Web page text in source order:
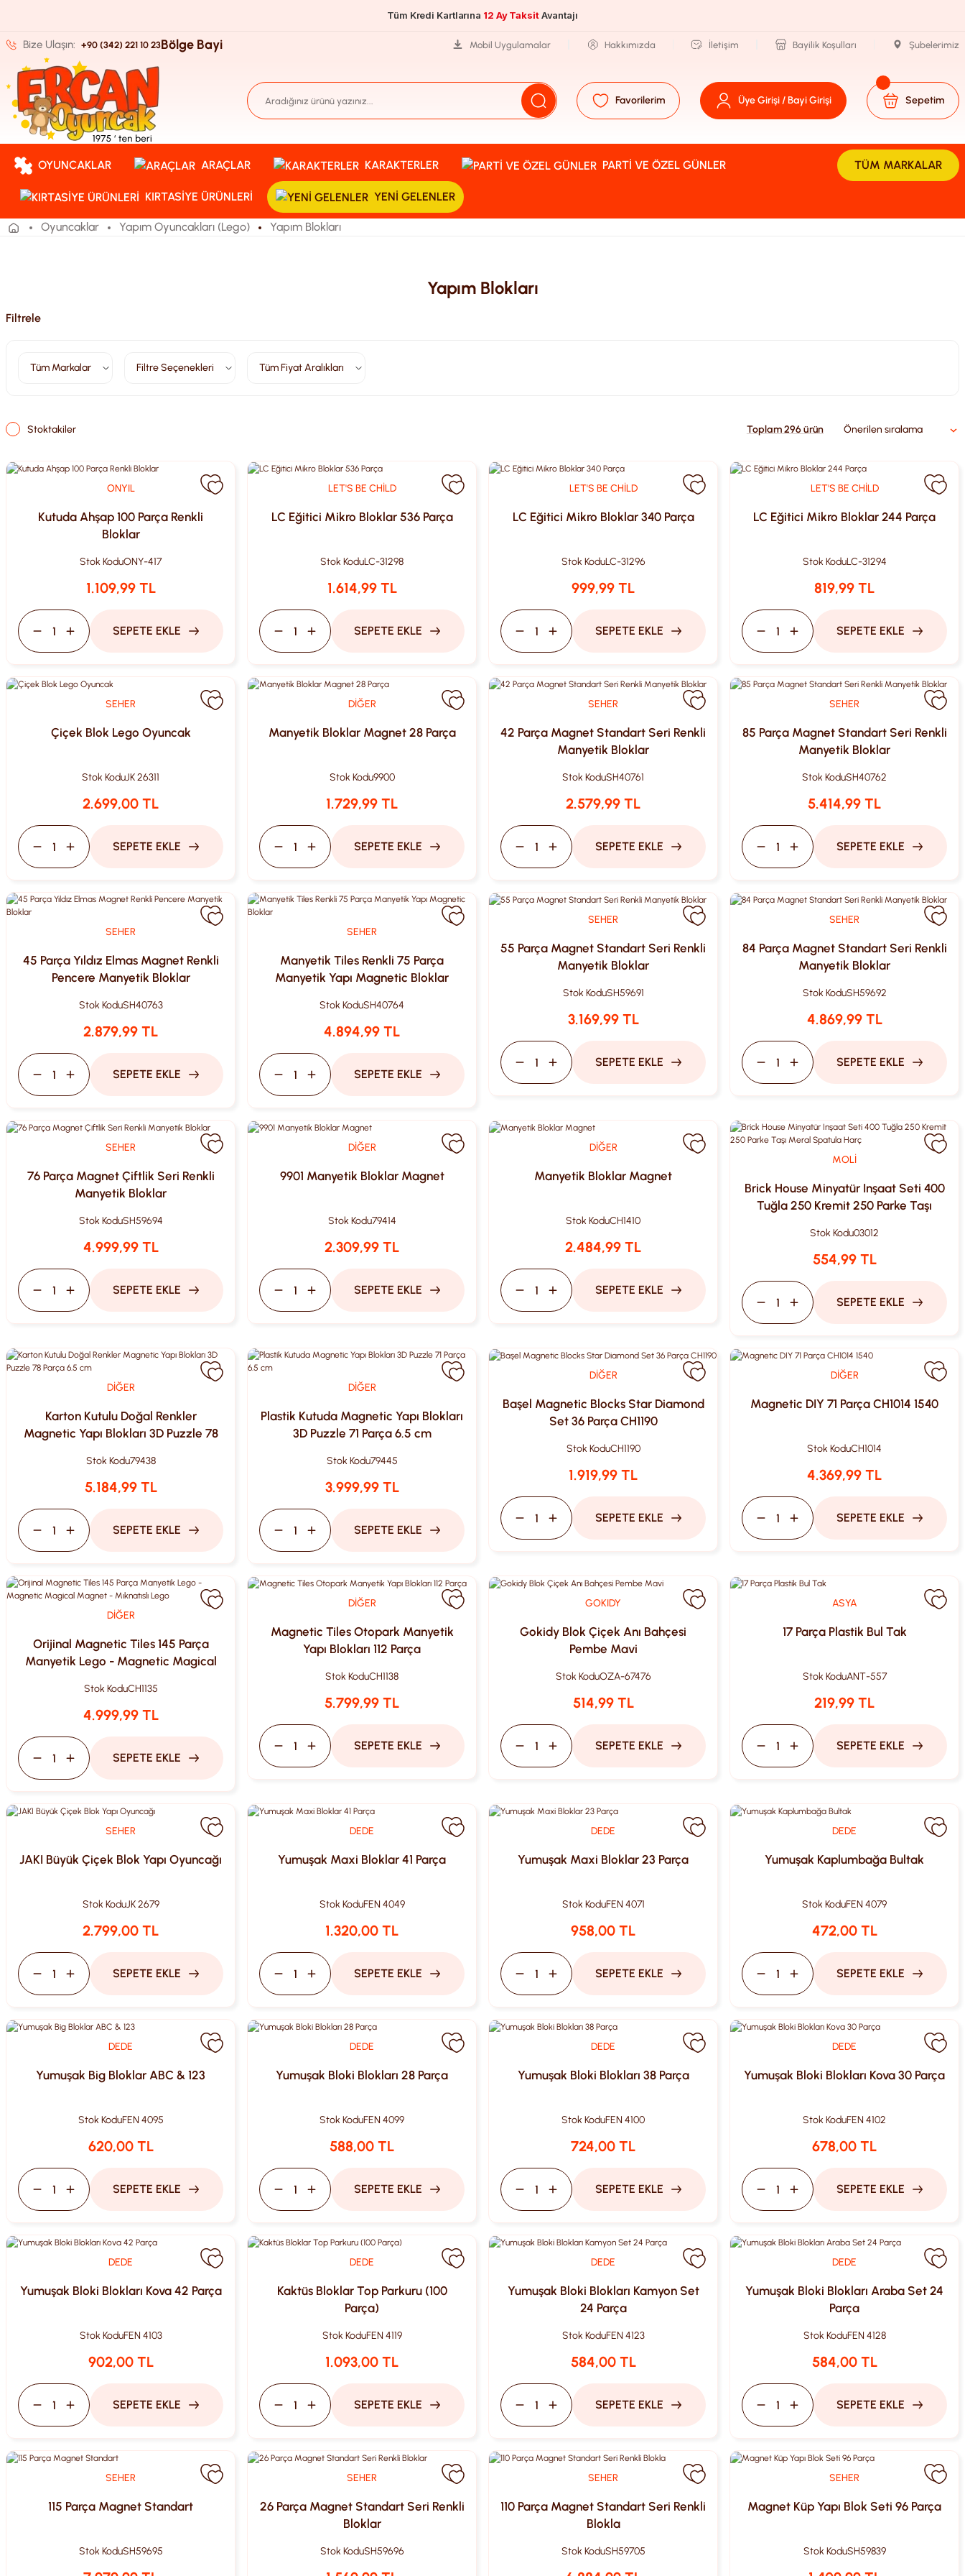
Tüm Kredi Kartlarına 12 Ay TaksitAvantajı
Bize Ulaşın: +90 (342) 221 10 23Bölge Bayi Mobil Uygulamalar Hakkımızda İletişim Bayilik Koşulları Şubelerimiz
Favorilerim Üye Girişi / Bayi Girişi Sepetim
OYUNCAKLAR ARAÇLAR KARAKTERLER PARTI VE ÖZEL GÜNLER
KIRTASIYE ÜRÜNLERI YENI GELENLER
TÜM MARKALAR
Oyuncaklar Yapım Oyuncakları (Lego) Yapım Blokları
Yapım Blokları
Filtrele
Tüm Markalar Filtre Seçenekleri Tüm Fiyat Aralıkları
Stoktakiler Toplam 296 ürün
ONYIL
Kutuda Ahşap 100 Parça Renkli
Bloklar
Stok KoduONY-417
1.109,99 TL
SEPETE EKLE
LET'S BE CHİLD
LC Eğitici Mikro Bloklar 536 Parça
Stok KoduLC-31298
1.614,99 TL
SEPETE EKLE
LET'S BE CHİLD
LC Eğitici Mikro Bloklar 340 Parça
Stok KoduLC-31296
999,99 TL
SEPETE EKLE
LET'S BE CHİLD
LC Eğitici Mikro Bloklar 244 Parça
Stok KoduLC-31294
819,99 TL
SEPETE EKLE
SEHER
Çiçek Blok Lego Oyuncak
Stok KoduJK 26311
2.699,00 TL
SEPETE EKLE
DİĞER
Manyetik Bloklar Magnet 28 Parça
Stok Kodu9900
1.729,99 TL
SEPETE EKLE
SEHER
42 Parça Magnet Standart Seri Renkli
Manyetik Bloklar
Stok KoduSH40761
2.579,99 TL
SEPETE EKLE
SEHER
85 Parça Magnet Standart Seri Renkli
Manyetik Bloklar
Stok KoduSH40762
5.414,99 TL
SEPETE EKLE
SEHER
45 Parça Yıldız Elmas Magnet Renkli
Pencere Manyetik Bloklar
Stok KoduSH40763
2.879,99 TL
SEPETE EKLE
SEHER
Manyetik Tiles Renkli 75 Parça
Manyetik Yapı Magnetic Bloklar
Stok KoduSH40764
4.894,99 TL
SEPETE EKLE
SEHER
55 Parça Magnet Standart Seri Renkli
Manyetik Bloklar
Stok KoduSH59691
3.169,99 TL
SEPETE EKLE
SEHER
84 Parça Magnet Standart Seri Renkli
Manyetik Bloklar
Stok KoduSH59692
4.869,99 TL
SEPETE EKLE
SEHER
76 Parça Magnet Çiftlik Seri Renkli
Manyetik Bloklar
Stok KoduSH59694
4.999,99 TL
SEPETE EKLE
DİĞER
9901 Manyetik Bloklar Magnet
Stok Kodu79414
2.309,99 TL
SEPETE EKLE
DİĞER
Manyetik Bloklar Magnet
Stok KoduCH1410
2.484,99 TL
SEPETE EKLE
MOLİ
Brick House Minyatür Inşaat Seti 400
Tuğla 250 Kremit 250 Parke Taşı
Stok Kodu03012
554,99 TL
SEPETE EKLE
DİĞER
Karton Kutulu Doğal Renkler
Magnetic Yapı Blokları 3D Puzzle 78
Stok Kodu79438
5.184,99 TL
SEPETE EKLE
DİĞER
Plastik Kutuda Magnetic Yapı Blokları
3D Puzzle 71 Parça 6.5 cm
Stok Kodu79445
3.999,99 TL
SEPETE EKLE
DİĞER
Başel Magnetic Blocks Star Diamond
Set 36 Parça CH1190
Stok KoduCH1190
1.919,99 TL
SEPETE EKLE
DİĞER
Magnetic DIY 71 Parça CH1014 1540
Stok KoduCH1014
4.369,99 TL
SEPETE EKLE
DİĞER
Orijinal Magnetic Tiles 145 Parça
Manyetik Lego - Magnetic Magical
Stok KoduCH1135
4.999,99 TL
SEPETE EKLE
DİĞER
Magnetic Tiles Otopark Manyetik
Yapı Blokları 112 Parça
Stok KoduCH1138
5.799,99 TL
SEPETE EKLE
GOKIDY
Gokidy Blok Çiçek Anı Bahçesi
Pembe Mavi
Stok KoduOZA-67476
514,99 TL
SEPETE EKLE
ASYA
17 Parça Plastik Bul Tak
Stok KoduANT-557
219,99 TL
SEPETE EKLE
SEHER
JAKI Büyük Çiçek Blok Yapı Oyuncağı
Stok KoduJK 2679
2.799,00 TL
SEPETE EKLE
DEDE
Yumuşak Maxi Bloklar 41 Parça
Stok KoduFEN 4049
1.320,00 TL
SEPETE EKLE
DEDE
Yumuşak Maxi Bloklar 23 Parça
Stok KoduFEN 4071
958,00 TL
SEPETE EKLE
DEDE
Yumuşak Kaplumbağa Bultak
Stok KoduFEN 4079
472,00 TL
SEPETE EKLE
DEDE
Yumuşak Big Bloklar ABC & 123
Stok KoduFEN 4095
620,00 TL
SEPETE EKLE
DEDE
Yumuşak Bloki Blokları 28 Parça
Stok KoduFEN 4099
588,00 TL
SEPETE EKLE
DEDE
Yumuşak Bloki Blokları 38 Parça
Stok KoduFEN 4100
724,00 TL
SEPETE EKLE
DEDE
Yumuşak Bloki Blokları Kova 30 Parça
Stok KoduFEN 4102
678,00 TL
SEPETE EKLE
DEDE
Yumuşak Bloki Blokları Kova 42 Parça
Stok KoduFEN 4103
902,00 TL
SEPETE EKLE
DEDE
Kaktüs Bloklar Top Parkuru (100
Parça)
Stok KoduFEN 4119
1.093,00 TL
SEPETE EKLE
DEDE
Yumuşak Bloki Blokları Kamyon Set
24 Parça
Stok KoduFEN 4123
584,00 TL
SEPETE EKLE
DEDE
Yumuşak Bloki Blokları Araba Set 24
Parça
Stok KoduFEN 4128
584,00 TL
SEPETE EKLE
SEHER
115 Parça Magnet Standart
Stok KoduSH59695
SEHER
26 Parça Magnet Standart Seri Renkli
Bloklar
Stok KoduSH59696
SEHER
110 Parça Magnet Standart Seri Renkli
Blokla
Stok KoduSH59705
SEHER
Magnet Küp Yapı Blok Seti 96 Parça
Stok KoduSH59839